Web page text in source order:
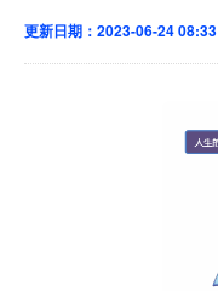
更新日期：2023-06-24 08:33